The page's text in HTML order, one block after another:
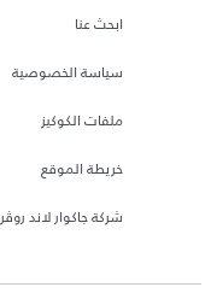
ابحث عنا
سياسة الخصوصية
ملفات الكوكيز
خريطة الموقع
شركة جاكوار لاند روڤر